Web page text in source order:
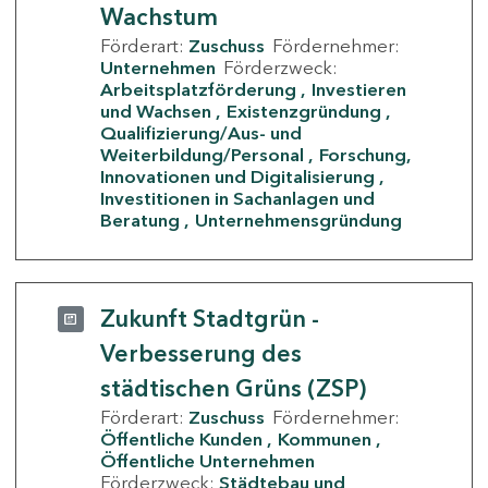
Wachstum
Förderart: Zuschuss Fördernehmer:
Unternehmen Förderzweck:
Arbeitsplatzförderung
Investieren
und Wachsen
Existenzgründung
Qualifizierung/Aus- und
Weiterbildung/Personal
Forschung,
Innovationen und Digitalisierung
Investitionen in Sachanlagen und
Beratung
Unternehmensgründung
Zukunft Stadtgrün -
Verbesserung des
städtischen Grüns (ZSP)
Förderart: Zuschuss Fördernehmer:
Öffentliche Kunden
Kommunen
Öffentliche Unternehmen
Förderzweck: Städtebau und